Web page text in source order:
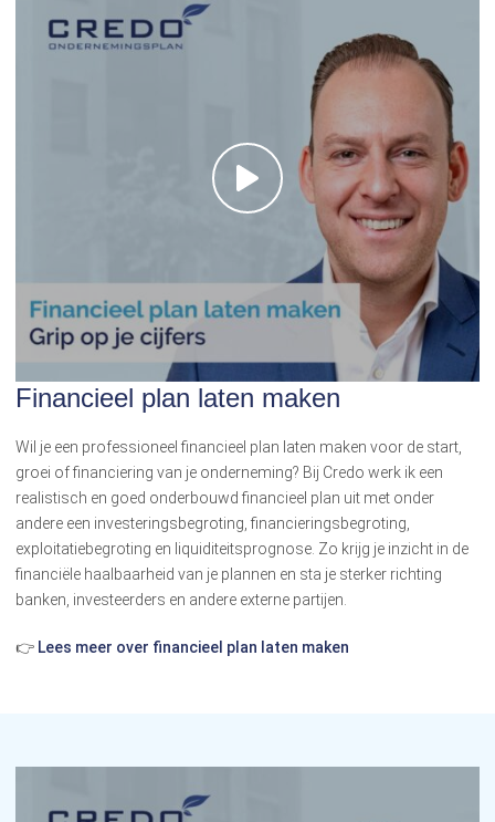
Financieel plan laten maken
Wil je een professioneel financieel plan laten maken voor de start,
groei of financiering van je onderneming? Bij Credo werk ik een
realistisch en goed onderbouwd financieel plan uit met onder
andere een investeringsbegroting, financieringsbegroting,
exploitatiebegroting en liquiditeitsprognose. Zo krijg je inzicht in de
financiële haalbaarheid van je plannen en sta je sterker richting
banken, investeerders en andere externe partijen.
👉 Lees meer over financieel plan laten maken